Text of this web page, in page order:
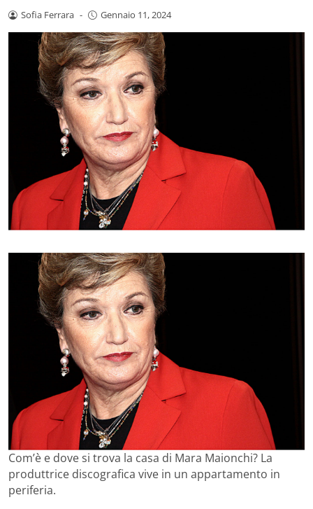
Sofia Ferrara - Gennaio 11, 2024
Com’è e dove si trova la casa di Mara Maionchi? La
produttrice discografica vive in un appartamento in
periferia.